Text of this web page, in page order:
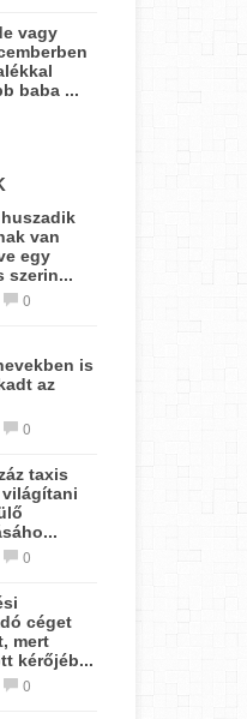
vagy
baba ...
van
egy
szerin...
0
is
az
0
taxis
0
céget
mert
kérőjéb...
0